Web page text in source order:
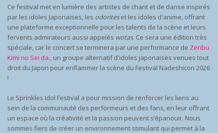
Ce festival met en lumière des artistes de chant et de danse inspirés
par les idoles Japonaises, les odoriteset les idoles d'anime, offrant
une plateforme exceptionnelle pour les talents de la scène et leurs
fervents admirateurs aussi appelés wotas. Ce sera une édition très
spéciale, car le concert se terminera par une performance de Zenbu
Kimi no Sei da. , un groupe alternatif d'idoles japonaises venues tout
droit du Japon pour enflammer la scène du Festival Nadeshicon 2026
!
Le Sprinkles Idol Festival a pour mission de renforcer les liens au
sein de la communauté des performeurs et des fans, en leur offrant
un espace où la créativité et la passion peuvent s’épanouir. Nous
sommes fiers de créer un environnement stimulant qui permet à la